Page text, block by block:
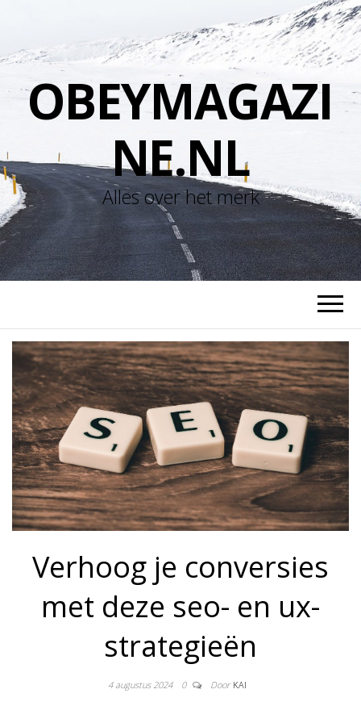
OBEYMAGAZI
NE.NL
Alles over het merk
Verhoog je conversies
met deze seo- en ux-
strategieën
4 augustus 2024 0 Door KAI